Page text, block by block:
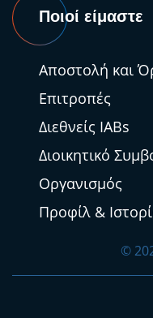
Ποιοί είμαστε
Αποστολή και
Επιτροπές
Διεθνείς IABs
Διοικητικό
Οργανισμός
Προφίλ &
©